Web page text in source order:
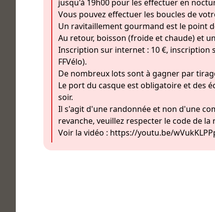
jusqu'à 19h00 pour les effectuer en
Vous pouvez effectuer les boucles de
Un ravitaillement gourmand est le point
Au retour, boisson (froide et chaude) et
Inscription sur internet : 10 €, inscription
FFVélo).
De nombreux lots sont à gagner par
Le port du casque est obligatoire et des
soir.
Il s'agit d'une randonnée et non d'une
revanche, veuillez respecter le code de
Voir la vidéo : https://youtu.be/